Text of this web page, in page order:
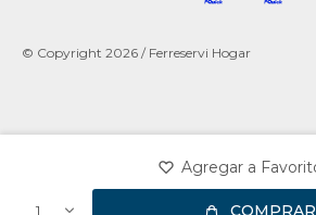
1 COMPRAR
© Copyright 2026 / Ferreservi Hogar